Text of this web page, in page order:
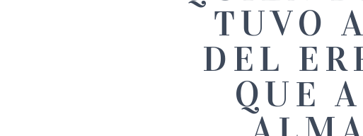
TUVO
DEL
QUE